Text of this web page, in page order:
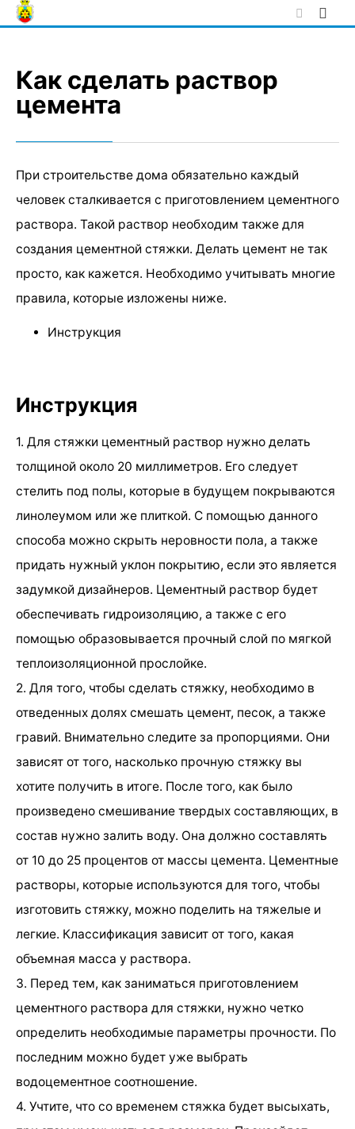
Skip
to
Как сделать раствор
цемента
При строительстве дома обязательно каждый
человек сталкивается с приготовлением цементного
раствора. Такой раствор необходим также для
создания цементной стяжки. Делать цемент не так
просто, как кажется. Необходимо учитывать многие
правила, которые изложены ниже.
Инструкция
Инструкция
1. Для стяжки цементный раствор нужно делать
толщиной около 20 миллиметров. Его следует
стелить под полы, которые в будущем покрываются
линолеумом или же плиткой. С помощью данного
способа можно скрыть неровности пола, а также
придать нужный уклон покрытию, если это является
задумкой дизайнеров. Цементный раствор будет
обеспечивать гидроизоляцию, а также с его
помощью образовывается прочный слой по мягкой
теплоизоляционной прослойке.
2. Для того, чтобы сделать стяжку, необходимо в
отведенных долях смешать цемент, песок, а также
гравий. Внимательно следите за пропорциями. Они
зависят от того, насколько прочную стяжку вы
хотите получить в итоге. После того, как было
произведено смешивание твердых составляющих, в
состав нужно залить воду. Она должно составлять
от 10 до 25 процентов от массы цемента. Цементные
растворы, которые используются для того, чтобы
изготовить стяжку, можно поделить на тяжелые и
легкие. Классификация зависит от того, какая
объемная масса у раствора.
3. Перед тем, как заниматься приготовлением
цементного раствора для стяжки, нужно четко
определить необходимые параметры прочности. По
последним можно будет уже выбрать
водоцементное соотношение.
4. Учтите, что со временем стяжка будет высыхать,